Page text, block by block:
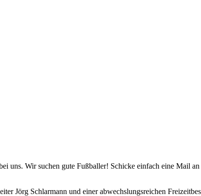
uns. Wir suchen gute Fußballer! Schicke einfach eine Mail
Jörg Schlarmann und einer abwechslungsreichen